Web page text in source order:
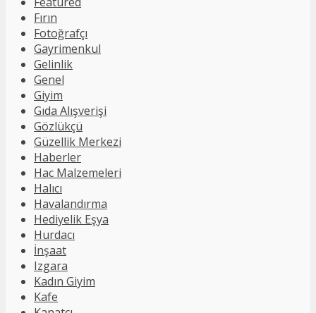
Fırın
Fotoğrafçı
Gayrimenkul
Gelinlik
Genel
Giyim
Gıda Alışverişi
Gözlükçü
Güzellik Merkezi
Haberler
Hac Malzemeleri
Halıcı
Havalandırma
Hediyelik Eşya
Hurdacı
İnşaat
Izgara
Kadın Giyim
Kafe